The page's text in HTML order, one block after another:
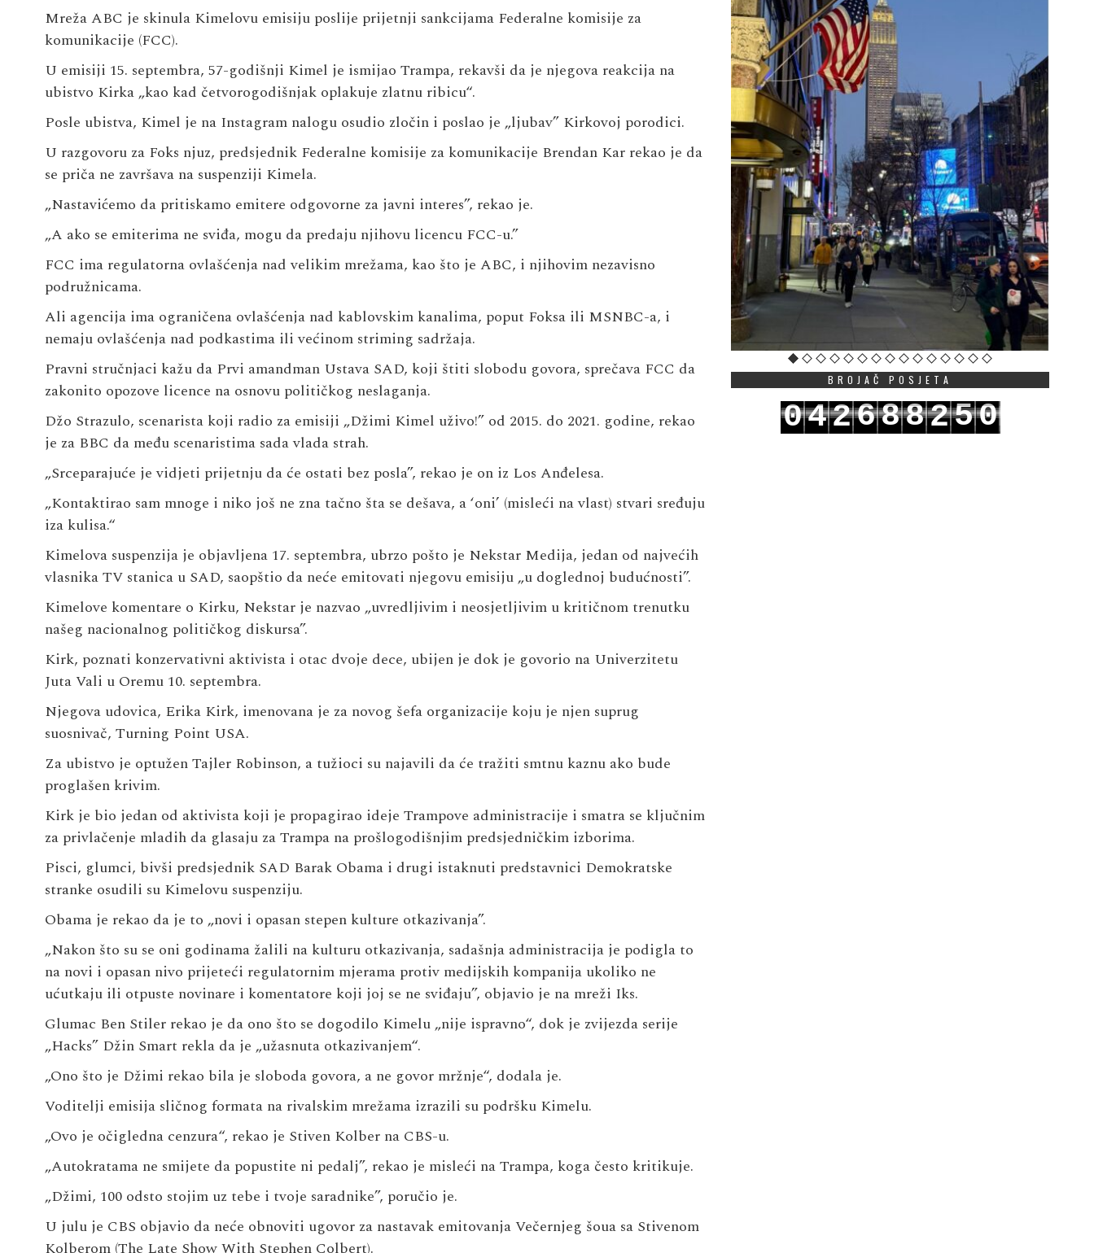
Mreža ABC je skinula Kimelovu emisiju poslije prijetnji sankcijama Federalne komisije za
komunikacije (FCC).
U emisiji 15. septembra, 57-godišnji Kimel je ismijao Trampa, rekavši da je njegova reakcija na
ubistvo Kirka „kao kad četvorogodišnjak oplakuje zlatnu ribicu“.
Posle ubistva, Kimel je na Instagram nalogu osudio zločin i poslao je „ljubav” Kirkovoj porodici.
U razgovoru za Foks njuz, predsjednik Federalne komisije za komunikacije Brendan Kar rekao je da
se priča ne završava na suspenziji Kimela.
„Nastavićemo da pritiskamo emitere odgovorne za javni interes”, rekao je.
„A ako se emiterima ne sviđa, mogu da predaju njihovu licencu FCC-u.”
FCC ima regulatorna ovlašćenja nad velikim mrežama, kao što je ABC, i njihovim nezavisno
podružnicama.
Ali agencija ima ograničena ovlašćenja nad kablovskim kanalima, poput Foksa ili MSNBC-a, i
nemaju ovlašćenja nad podkastima ili većinom striming sadržaja.
Pravni stručnjaci kažu da Prvi amandman Ustava SAD, koji štiti slobodu govora, sprečava FCC da
zakonito opozove licence na osnovu političkog neslaganja.
Džo Strazulo, scenarista koji radio za emisiji „Džimi Kimel uživo!” od 2015. do 2021. godine, rekao
je za BBC da među scenaristima sada vlada strah.
„Srceparajuće je vidjeti prijetnju da će ostati bez posla”, rekao je on iz Los Anđelesa.
„Kontaktirao sam mnoge i niko još ne zna tačno šta se dešava, a ‘oni’ (misleći na vlast) stvari sređuju
iza kulisa.“
Kimelova suspenzija je objavljena 17. septembra, ubrzo pošto je Nekstar Medija, jedan od najvećih
vlasnika TV stanica u SAD, saopštio da neće emitovati njegovu emisiju „u doglednoj budućnosti”.
Kimelove komentare o Kirku, Nekstar je nazvao „uvredljivim i neosjetljivim u kritičnom trenutku
našeg nacionalnog političkog diskursa”.
Kirk, poznati konzervativni aktivista i otac dvoje dece, ubijen je dok je govorio na Univerzitetu
Juta Vali u Oremu 10. septembra.
Njegova udovica, Erika Kirk, imenovana je za novog šefa organizacije koju je njen suprug
suosnivač, Turning Point USA.
Za ubistvo je optužen Tajler Robinson, a tužioci su najavili da će tražiti smtnu kaznu ako bude
proglašen krivim.
Kirk je bio jedan od aktivista koji je propagirao ideje Trampove administracije i smatra se ključnim
za privlačenje mladih da glasaju za Trampa na prošlogodišnjim predsjedničkim izborima.
Pisci, glumci, bivši predsjednik SAD Barak Obama i drugi istaknuti predstavnici Demokratske
stranke osudili su Kimelovu suspenziju.
Obama je rekao da je to „novi i opasan stepen kulture otkazivanja”.
„Nakon što su se oni godinama žalili na kulturu otkazivanja, sadašnja administracija je podigla to
na novi i opasan nivo prijeteći regulatornim mjerama protiv medijskih kompanija ukoliko ne
ućutkaju ili otpuste novinare i komentatore koji joj se ne sviđaju”, objavio je na mreži Iks.
Glumac Ben Stiler rekao je da ono što se dogodilo Kimelu „nije ispravno“, dok je zvijezda serije
„Hacks” Džin Smart rekla da je „užasnuta otkazivanjem“.
„Ono što je Džimi rekao bila je sloboda govora, a ne govor mržnje“, dodala je.
Voditelji emisija sličnog formata na rivalskim mrežama izrazili su podršku Kimelu.
„Ovo je očigledna cenzura“, rekao je Stiven Kolber na CBS-u.
„Autokratama ne smijete da popustite ni pedalj”, rekao je misleći na Trampa, koga često kritikuje.
„Džimi, 100 odsto stojim uz tebe i tvoje saradnike”, poručio je.
U julu je CBS objavio da neće obnoviti ugovor za nastavak emitovanja Večernjeg šoua sa Stivenom
Kolberom (The Late Show With Stephen Colbert).
BROJAČ POSJETA
042688250